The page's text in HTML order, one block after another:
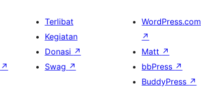
↗
Terlibat
Kegiatan
Donasi ↗
Swag ↗
WordPress.com
↗
Matt ↗
bbPress ↗
BuddyPress ↗